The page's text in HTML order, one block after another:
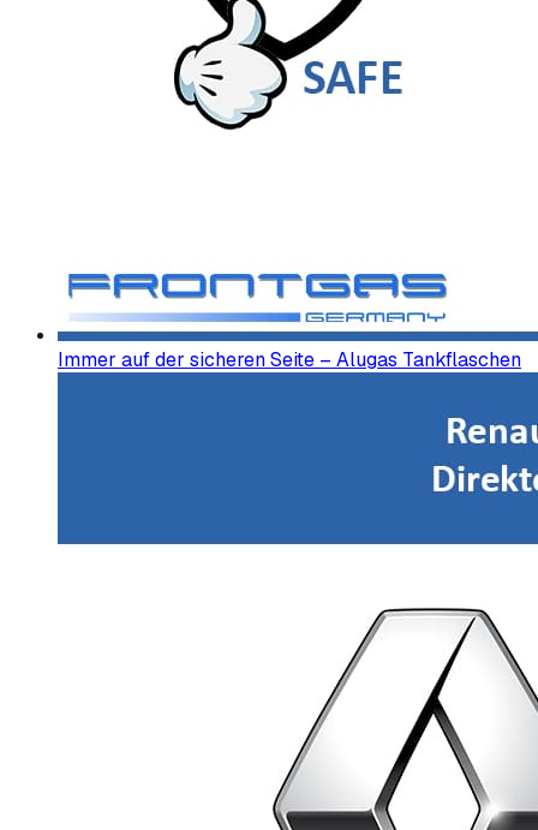
Immer auf der sicheren Seite – Alugas Tankflaschen